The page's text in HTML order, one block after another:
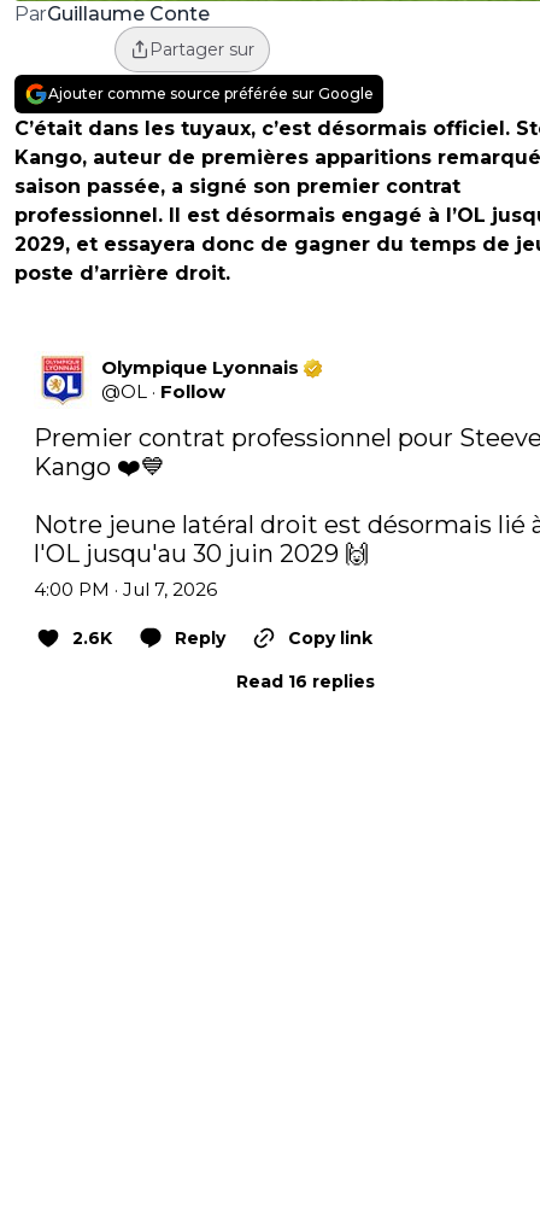
ParGuillaume Conte
Partager sur
Ajouter comme source préférée sur Google
C’était dans les tuyaux, c’est désormais officiel.
Kango, auteur de premières apparitions
saison passée, a signé son premier contrat
professionnel. Il est désormais engagé à l’OL
2029, et essayera donc de gagner du temps de
poste d’arrière droit.
Olympique Lyonnais
@OL · Follow
Premier contrat professionnel pour
Kango ❤️💙
Notre jeune latéral droit est désormais lié
l'OL jusqu'au 30 juin 2029 🙌
4:00 PM · Jul 7, 2026
2.6K Reply
Copy link
Read 16 replies